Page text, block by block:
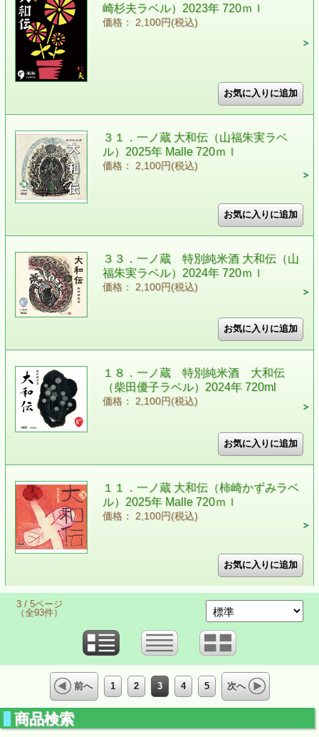
崎杉夫ラベル）2023年 720ｍｌ
価格： 2,100円(税込)
３１．一ノ蔵 大和伝（山福朱実ラベ
ル）2025年 Malle 720ｍｌ
価格： 2,100円(税込)
３３．一ノ蔵 特別純米酒 大和伝（山
福朱実ラベル）2024年 720ｍｌ
価格： 2,100円(税込)
１８．一ノ蔵 特別純米酒 大和伝
（柴田優子ラベル）2024年 720ml
価格： 2,100円(税込)
１１．一ノ蔵 大和伝（柿崎かずみラベ
ル）2025年 Malle 720ｍｌ
価格： 2,100円(税込)
3 / 5ページ
（全93件）
前へ 1 2 3 4 5 次へ
商品検索